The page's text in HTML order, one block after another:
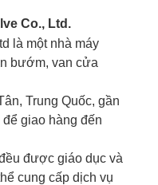
Co., Ltd.
là một nhà máy
bướm, van cửa
Trung Quốc, gần
giao hàng đến
được giáo dục và
cung cấp dịch vụ